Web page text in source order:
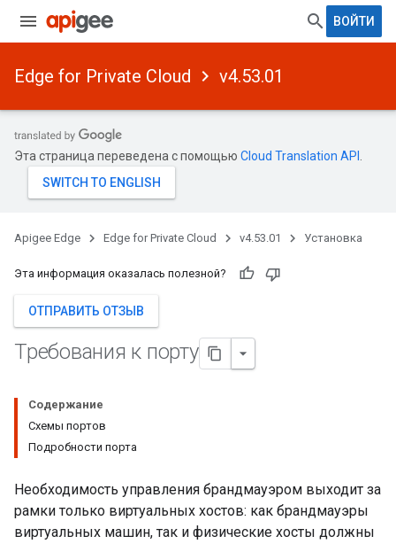
ВОЙТИ
Edge for Private Cloud v4.53.01
Эта страница переведена с помощью Cloud Translation API
Apigee Edge Edge for Private Cloud v4.53.01 Установка
Эта информация оказалась полезной?
ОТПРАВИТЬ ОТЗЫВ
Требования к порту
Содержание
Схемы портов
Подробности порта
Необходимость управления брандмауэром выходит за
рамки только виртуальных хостов: как брандмауэры
виртуальных машин, так и физические хосты должны